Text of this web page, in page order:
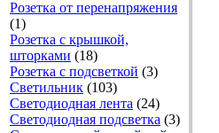
Розетка от перенапряжения
(1)
Розетка с крышкой,
шторками (18)
Розетка с подсветкой (3)
Светильник (103)
Светодиодная лента (24)
Светодиодная подсветка (3)